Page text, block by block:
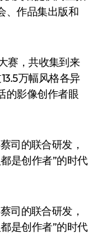
、作品集出版和
赛，共收集到来
万幅风格各异
的影像创作者眼